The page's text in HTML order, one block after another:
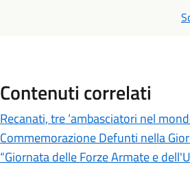
Contenuti correlati
Recanati, tre ‘ambasciatori nel
Commemorazione Defunti nella
“Giornata delle Forze Armate e